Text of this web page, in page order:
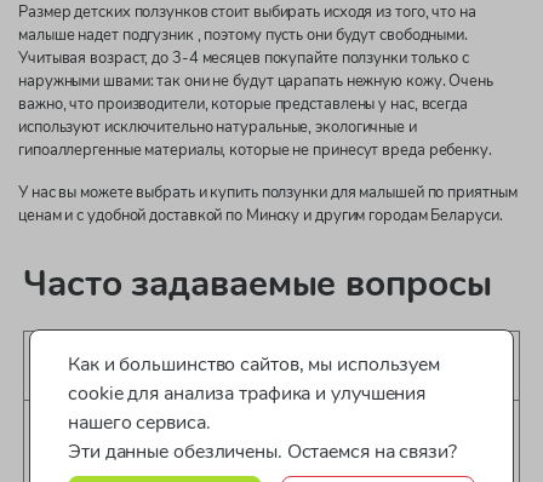
Размер детских ползунков стоит выбирать исходя из того, что на
малыше надет подгузник , поэтому пусть они будут свободными.
Учитывая возраст, до 3-4 месяцев покупайте ползунки только с
наружными швами: так они не будут царапать нежную кожу. Очень
важно, что производители, которые представлены у нас, всегда
используют исключительно натуральные, экологичные и
гипоаллергенные материалы, которые не принесут вреда ребенку.
У нас вы можете выбрать и купить ползунки для малышей по приятным
ценам и с удобной доставкой по Минску и другим городам Беларуси.
Часто задаваемые вопросы
Какие варианты доставки доступны?
Могу ли я изменить или отменить заказ
после оформления?
Как и большинство сайтов, мы используем
cookie для анализа трафика и улучшения
нашего сервиса.
Эти данные обезличены. Остаемся на связи?